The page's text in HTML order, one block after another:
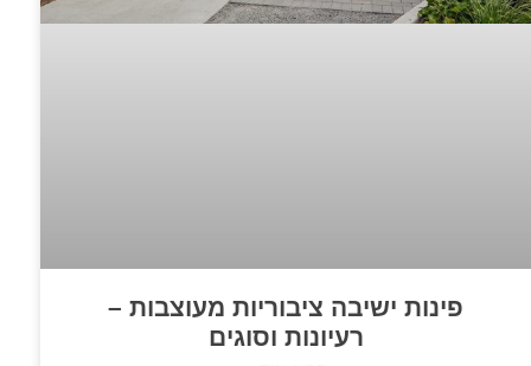
פינות ישיבה ציבוריות מעוצבות –
רעיונות וסוגים